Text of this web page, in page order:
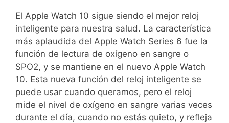
El Apple Watch 10 sigue siendo el mejor reloj
inteligente para nuestra salud. La característica
más aplaudida del Apple Watch Series 6 fue la
función de lectura de oxígeno en sangre o
SPO2, y se mantiene en el nuevo Apple Watch
10. Esta nueva función del reloj inteligente se
puede usar cuando queramos, pero el reloj
mide el nivel de oxígeno en sangre varias veces
durante el día, cuando no estás quieto, y refleja